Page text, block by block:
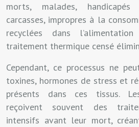
morts, malades,
carcasses, impropres à la
recyclées dans
traitement thermique censé
Cependant, ce processus ne
toxines, hormones de stress et
présents dans ces tissus.
reçoivent souvent des
intensifs avant leur mort,